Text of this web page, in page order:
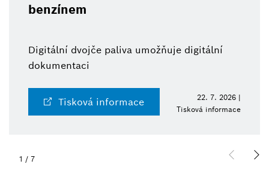
benzínem
Digitální dvojče paliva umožňuje digitální
dokumentaci
Tisková informace
22. 7. 2026 |
Tisková informace
1 / 7